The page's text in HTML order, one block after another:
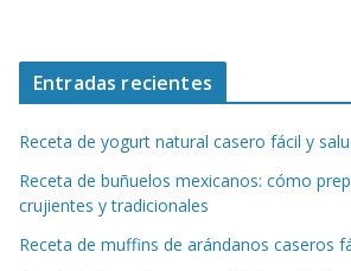
Entradas recientes
Receta de yogurt natural casero fácil y
Receta de buñuelos mexicanos: cómo
crujientes y tradicionales
Receta de muffins de arándanos caseros